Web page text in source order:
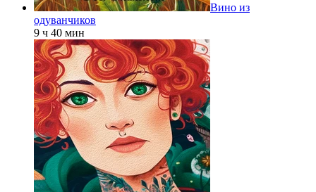
Вино из
одуванчиков
9 ч 40 мин